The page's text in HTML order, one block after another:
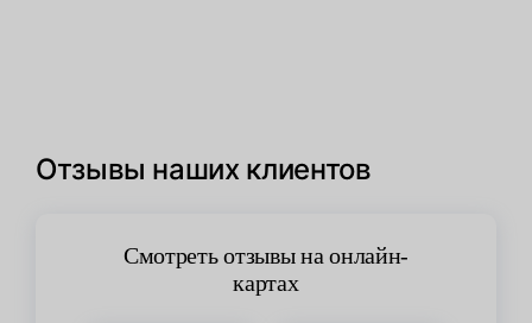
Отзывы наших клиентов
Смотреть отзывы на онлайн-
картах